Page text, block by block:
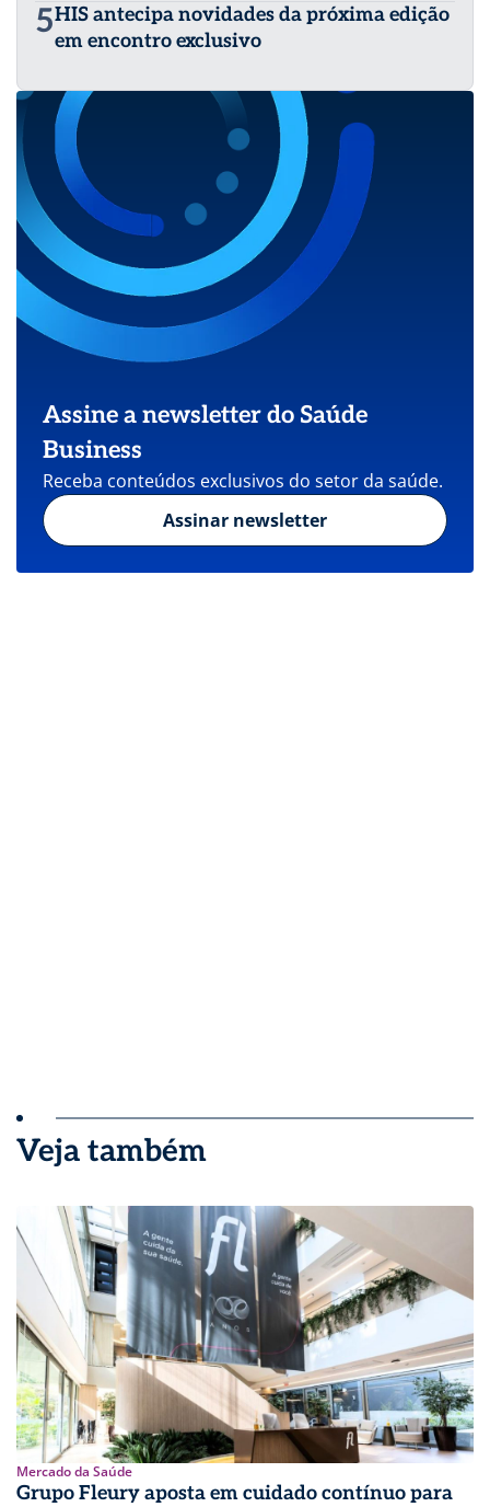
5HIS antecipa novidades da próxima edição
em encontro exclusivo
Assine a newsletter do Saúde
Business
Receba conteúdos exclusivos do setor da saúde.
Assinar newsletter
Veja também
Mercado da Saúde
Grupo Fleury aposta em cuidado contínuo para